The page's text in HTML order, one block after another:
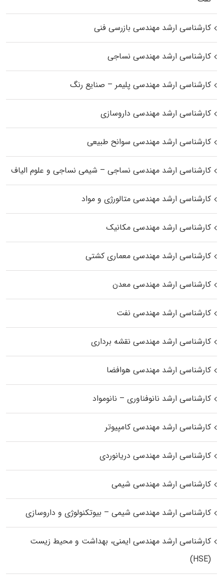
کارشناسی ارشد مهندسی بازرسی فنی
کارشناسی ارشد مهندسی نساجی
کارشناسی ارشد مهندسی پلیمر – صنایع رنگ
کارشناسی ارشد مهندسی داروسازی
کارشناسی ارشد مهندسی سوانح طبیعی
کارشناسی ارشد مهندسی نساجی – شیمی نساجی و علوم الیاف
کارشناسی ارشد مهندسی متالورژی و مواد
کارشناسی ارشد مهندسی مکانیک
کارشناسی ارشد مهندسی معماری کشتی
کارشناسی ارشد مهندسی معدن
کارشناسی ارشد مهندسی نفت
کارشناسی ارشد مهندسی نقشه برداری
کارشناسی ارشد مهندسی هوافضا
کارشناسی ارشد نانوفناوری – نانومواد
کارشناسی ارشد مهندسی کامپیوتر
کارشناسی ارشد مهندسی دریانوردی
کارشناسی ارشد مهندسی شیمی
کارشناسی ارشد مهندسی شیمی – بیوتکنولوژی و داروسازی
کارشناسی ارشد مهندسی ایمنی، بهداشت و محیط زیست
(HSE)